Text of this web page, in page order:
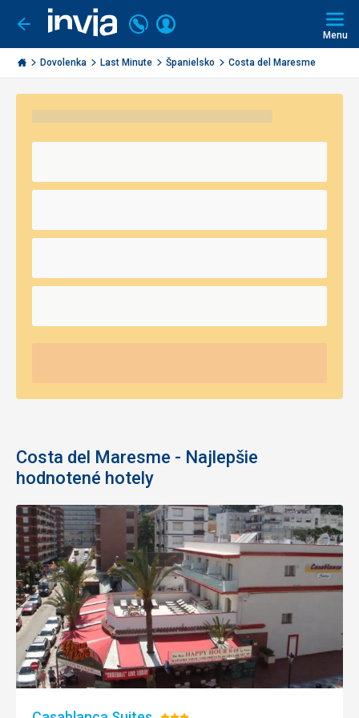
Ísť
späť
Invia.sk
Volajte
+421
2
3221
Prihlásiť
Menu
Dovolenka Last Minute Španielsko Costa del Maresme
Costa del Maresme - Najlepšie
hodnotené hotely